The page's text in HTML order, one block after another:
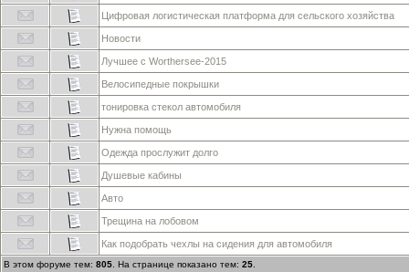
Цифровая логистическая платформа для сельского хозяйства
Новости
Лучшее с Worthersee-2015
Велосипедные покрышки
тонировка стекол автомобиля
Нужна помощь
Одежда прослужит долго
Душевые кабины
Авто
Трещина на лобовом
Как подобрать чехлы на сидения для автомобиля
В этом форуме тем: 805 . На странице показано тем: 25